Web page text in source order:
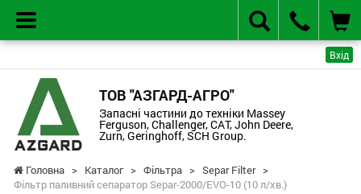
Вхід
ТОВ "АЗГАРД-АГРО"
Запасні частини до техніки Massey
Ferguson, Challenger, CAT, John Deere,
Zurn, Geringhoff, SCH Group.
Головна > Каталог > Фільтра > Separ Filter >
Фільтр паливний сепаратор Separ-2000/EVO-10 (10 л/хв.)